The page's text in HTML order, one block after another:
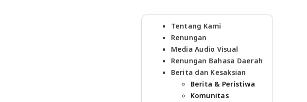
Tentang Kami
Renungan
Media Audio Visual
Renungan Bahasa Daerah
Berita dan Kesaksian
Berita & Peristiwa
Komunitas